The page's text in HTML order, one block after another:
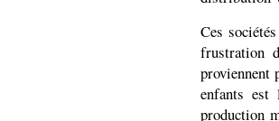
Ces
frustration
proviennent
enfants est
production